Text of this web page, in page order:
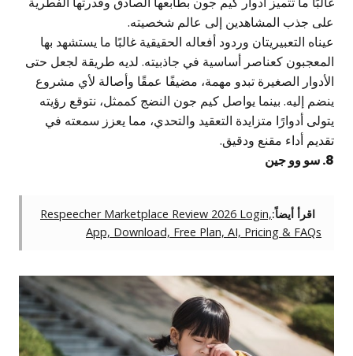
جذب المشاهدين إلى عالم شخصيته.
التعبيريتان وردود أفعاله الحقيقية غالبًا ما يستشهد بها
كعناصر أساسية في جاذبيته. لديه طريقة لجعل حتى
الصغيرة تبدو مهمة، مضيفًا عمقًا وأصالة لأي مشروع
إليه. بينما يواصل كيم جون النضج كممثل، نتوقع رؤيته
أدوارًا متزايدة التعقيد والتحدي، مما يعزز سمعته في
أداء مقنع ودقيق.
اقرأ أيضاً: Respeecher Marketplace Review 2026 Login,
App, Download, Free Plan, AI, Pricing & FAQs